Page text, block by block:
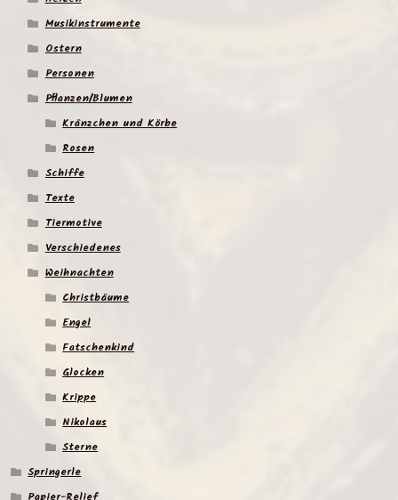
Musikinstrumente
Ostern
Personen
Pflanzen/Blumen
Kränzchen und Körbe
Rosen
Schiffe
Texte
Tiermotive
Verschiedenes
Weihnachten
Christbäume
Engel
Fatschenkind
Glocken
Krippe
Nikolaus
Sterne
Springerle